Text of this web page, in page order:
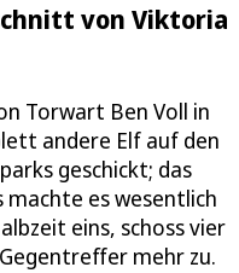
von Viktoria
Torwart Ben Voll in
andere Elf auf den
geschickt; das
machte es wesentlich
eins, schoss vier
mehr zu.